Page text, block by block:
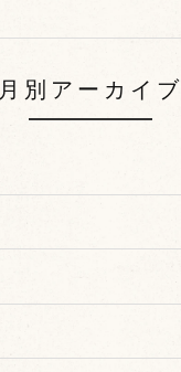
月別アーカイブ